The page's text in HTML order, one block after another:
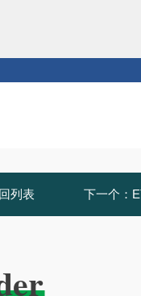
列表 下一个：